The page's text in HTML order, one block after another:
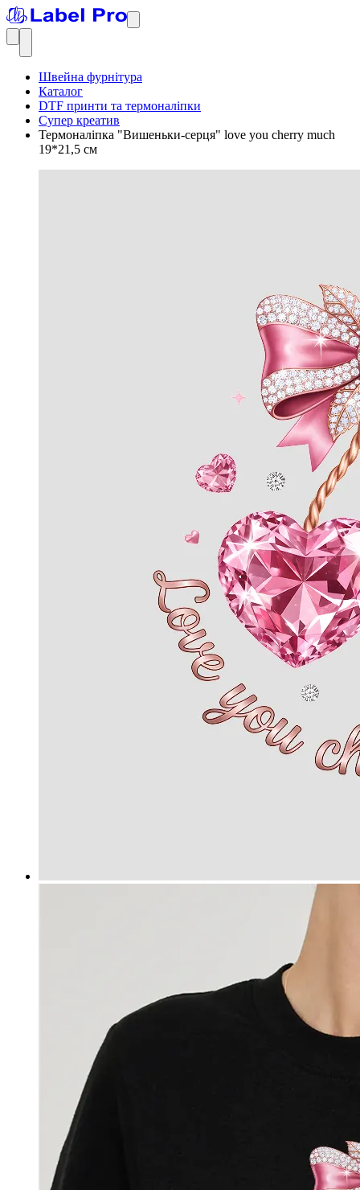
Швейна фурнітура
Каталог
DTF принти та термоналіпки
Супер креатив
Термоналіпка "Вишеньки-серця" love you cherry much
19*21,5 см